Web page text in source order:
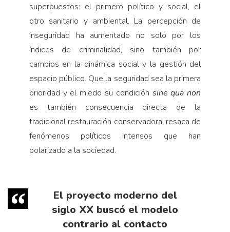
superpuestos: el primero político y social, el
otro sanitario y ambiental. La percepción de
inseguridad ha aumentado no solo por los
índices de criminalidad, sino también por
cambios en la dinámica social y la gestión del
espacio público. Que la seguridad sea la primera
prioridad y el miedo su condición sine qua non
es también consecuencia directa de la
tradicional restauración conservadora, resaca de
fenómenos políticos intensos que han
polarizado a la sociedad.
El proyecto moderno del
siglo XX buscó el modelo
contrario al contacto